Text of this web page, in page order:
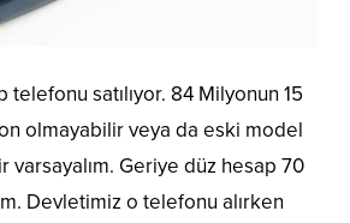
satılıyor. 84 Milyonun 15
olmayabilir veya da eski model
Geriye düz hesap 70
Devletimiz o telefonu alırken